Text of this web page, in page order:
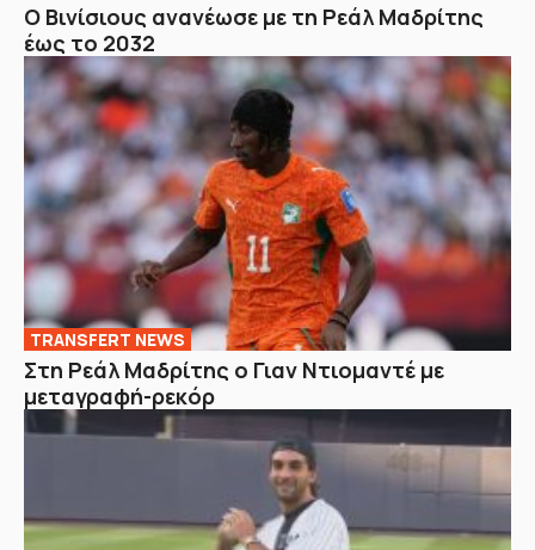
Ο Βινίσιους ανανέωσε με τη Ρεάλ Μαδρίτης
έως το 2032
TRANSFERT NEWS
Στη Ρεάλ Μαδρίτης ο Γιαν Ντιομαντέ με
μεταγραφή-ρεκόρ